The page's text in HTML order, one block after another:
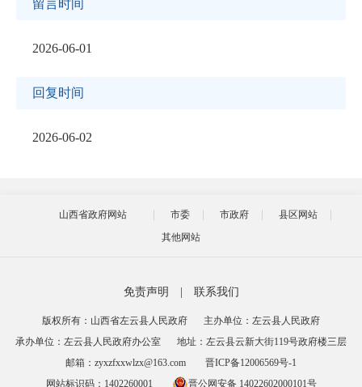
留言时间
2026-06-01
回复时间
2026-06-02
山西省政府网站 市委 市政府
县区网站
其他网站
免责声明 联系我们
版权所有：山西省左云县人民政府
主办单位：左云县人民政府
承办单位：左云县人民政府办公室
地址：左云县云新大街119号政府楼三层
邮箱：zyxzfxxwlzx@163.com
晋ICP备12006569号-1
网站标识码：1402260001
晋公网安备 14022602000101号